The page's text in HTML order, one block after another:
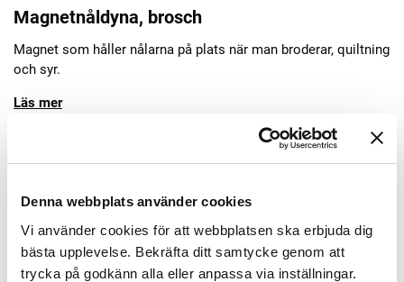
Denna webbplats använder cookies
Vi använder cookies för att webbplatsen ska erbjuda dig
bästa upplevelse. Bekräfta ditt samtycke genom att
trycka på godkänn alla eller anpassa via inställningar.
Magnetnåldyna, brosch
Magnet som håller nålarna på plats när man broderar, quiltning
och syr.
Läs mer
Lägg till varukorgen
Finns i lager